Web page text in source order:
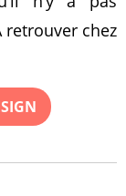
retrouver chez